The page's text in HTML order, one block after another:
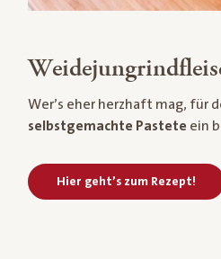
Wer’s eher herzhaft mag, für
selbstgemachte Pastete ein
Hier geht’s zum Rezept!